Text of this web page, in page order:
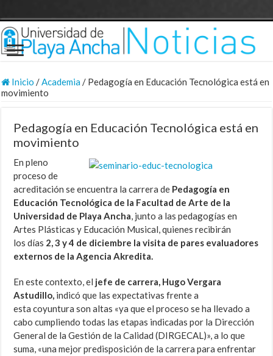
Inicio /Academia/ Pedagogía en Educación Tecnológica está en
movimiento
Pedagogía en Educación Tecnológica está en
movimiento
En pleno
proceso de
acreditación se encuentra la carrera de Pedagogía en
Educación Tecnológica de la Facultad de Arte de la
Universidad de Playa Ancha, junto a las pedagogías en
Artes Plásticas y Educación Musical, quienes recibirán
los días 2, 3 y 4 de diciembre la visita de pares evaluadores
externos de la Agencia Akredita.
En este contexto, el jefe de carrera, Hugo Vergara
Astudillo, indicó que las expectativas frente a
esta coyuntura son altas «ya que el proceso se ha llevado a
cabo cumpliendo todas las etapas indicadas por la Dirección
General de la Gestión de la Calidad (DIRGECAL)», a lo que
suma, «una mejor predisposición de la carrera para enfrentar